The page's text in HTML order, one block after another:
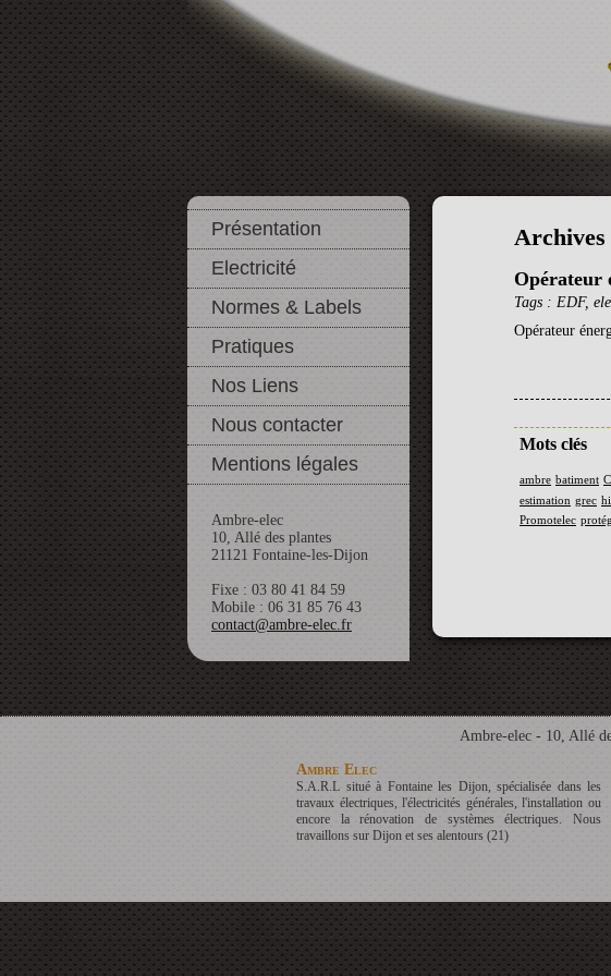
Présentation
Electricité
Normes & Labels
Pratiques
Nos Liens
Nous contacter
Mentions légales
Ambre-elec
10, Allé des plantes
21121 Fontaine-les-Dijon
Fixe : 03 80 41 84 59
Mobile : 06 31 85 76 43
contact@ambre-elec.fr
Opérateur
Tags : EDF,
Opérateur
Mots clés
ambre batiment
estimation grec
Promotelec
Ambre-elec - 10, Allé
Ambre Elec
S.A.R.L situé à Fontaine les Dijon, spécialisée dans les
travaux électriques, l'électricités générales, l'installation ou
encore la rénovation de systèmes électriques. Nous
travaillons sur Dijon et ses alentours (21)